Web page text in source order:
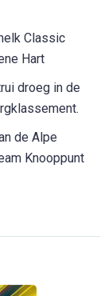
Classic
Hart
droeg in de
de Alpe
Knooppunt